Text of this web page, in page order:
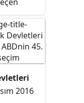
vatan
2016